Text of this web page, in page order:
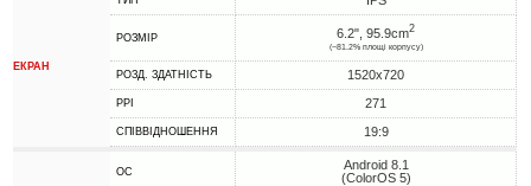
ЕКРАН
РОЗМІР 6.2", 95.9cm2
(~81.2% площі корпусу)
РОЗД. ЗДАТНІСТЬ 1520x720
PPI 271
СПІВВІДНОШЕННЯ 19:9
ОС
Android 8.1
(ColorOS 5)